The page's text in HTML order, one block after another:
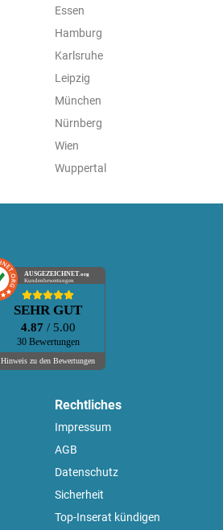
Essen
Hamburg
Karlsruhe
Leipzig
München
Nürnberg
Wien
Wuppertal
AUSGEZEICHNET.org
Kundenbewertungen
SEHR GUT
4.87 / 5.00
30 Bewertungen
Hinweis zu den Bewertungen
Rechtliches
Impressum
AGB
Datenschutz
Sicherheit
Top-Inserat kündigen